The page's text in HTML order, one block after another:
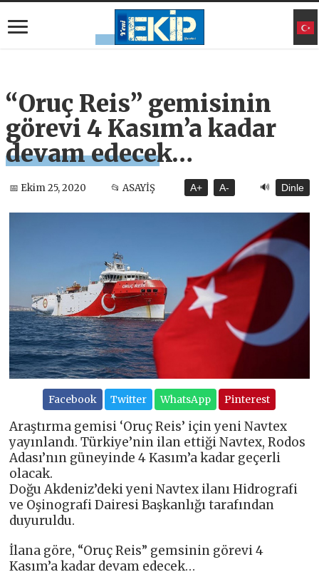
“Oruç Reis” gemisinin
görevi 4 Kasım’a kadar
devam edecek…
📅 Ekim 25, 2020 📂 ASAYİŞ A+ A- 🔊 Dinle
Facebook Twitter WhatsApp Pinterest
Araştırma gemisi ‘Oruç Reis’ için yeni Navtex
yayınlandı. Türkiye’nin ilan ettiği Navtex, Rodos
Adası’nın güneyinde 4 Kasım’a kadar geçerli
olacak.
Doğu Akdeniz’deki yeni Navtex ilanı Hidrografi
ve Oşinografi Dairesi Başkanlığı tarafından
duyuruldu.
İlana göre, “Oruç Reis” gemsinin görevi 4
Kasım’a kadar devam edecek…